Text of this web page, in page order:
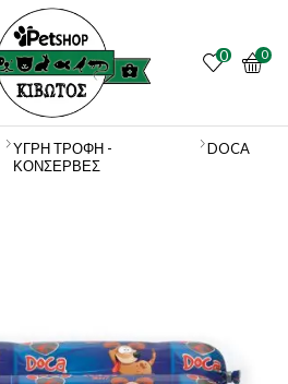
0 0
ΥΓΡΗ ΤΡΟΦΗ -
ΚΟΝΣΕΡΒΕΣ
DOCA